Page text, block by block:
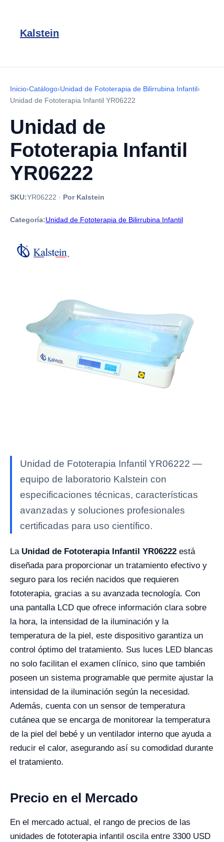
Kalstein
Inicio›Catálogo›Unidad de Fototerapia de Bilirrubina Infantil›
Unidad de Fototerapia Infantil YR06222
Unidad de
Fototerapia Infantil
YR06222
SKU:YR06222 · Por Kalstein
Categoría:Unidad de Fototerapia de Bilirrubina Infantil
Unidad de Fototerapia Infantil YR06222 —
equipo de laboratorio Kalstein con
especificaciones técnicas, características
avanzadas y soluciones profesionales
certificadas para uso científico.
La Unidad de Fototerapia Infantil YR06222 está
diseñada para proporcionar un tratamiento efectivo y
seguro para los recién nacidos que requieren
fototerapia, gracias a su avanzada tecnología. Con
una pantalla LCD que ofrece información clara sobre
la hora, la intensidad de la iluminación y la
temperatura de la piel, este dispositivo garantiza un
control óptimo del tratamiento. Sus luces LED blancas
no solo facilitan el examen clínico, sino que también
poseen un sistema programable que permite ajustar la
intensidad de la iluminación según la necesidad.
Además, cuenta con un sensor de temperatura
cutánea que se encarga de monitorear la temperatura
de la piel del bebé y un ventilador interno que ayuda a
reducir el calor, asegurando así su comodidad durante
el tratamiento.
Precio en el Mercado
En el mercado actual, el rango de precios de las
unidades de fototerapia infantil oscila entre 3300 USD